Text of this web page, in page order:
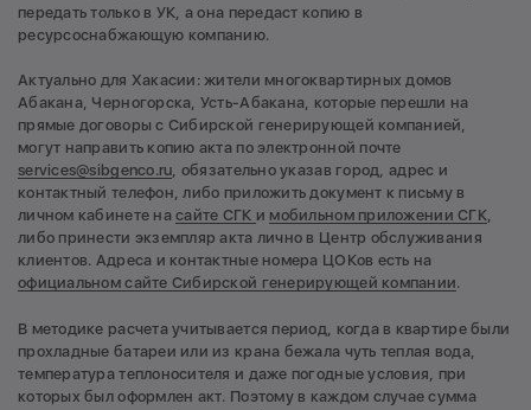
передать только в УК, а она передаст копию в
ресурсоснабжающую компанию.
Актуально для Хакасии: жители многоквартирных домов
Абакана, Черногорска, Усть-Абакана, которые перешли на
прямые договоры с Сибирской генерирующей компанией,
могут направить копию акта по электронной почте
services@sibgenco.ru, обязательно указав город, адрес и
контактный телефон, либо приложить документ к письму в
личном кабинете насайте СГК и мобильном приложении СГК,
либо принести экземпляр акта лично в Центр обслуживания
клиентов. Адреса и контактные номера ЦОКов есть на
официальном сайте Сибирской генерирующей компании.
В методике расчета учитывается период, когда в квартире были
прохладные батареи или из крана бежала чуть теплая вода,
температура теплоносителя и даже погодные условия, при
которых был оформлен акт. Поэтому в каждом случае сумма